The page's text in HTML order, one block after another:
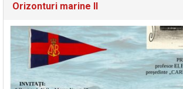
Orizonturi marine II